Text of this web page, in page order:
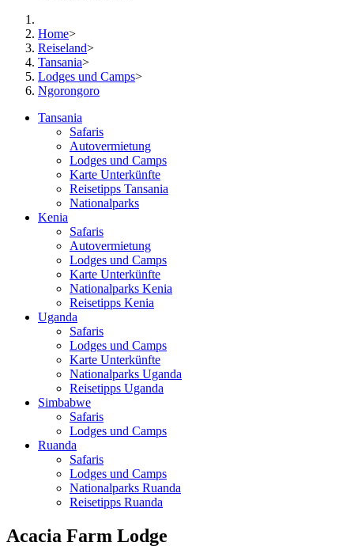
Home>
Reiseland>
Tansania>
Lodges und Camps>
Ngorongoro
Tansania
Safaris
Autovermietung
Lodges und Camps
Karte Unterkünfte
Reisetipps Tansania
Nationalparks
Kenia
Safaris
Autovermietung
Lodges und Camps
Karte Unterkünfte
Nationalparks Kenia
Reisetipps Kenia
Uganda
Safaris
Lodges und Camps
Karte Unterkünfte
Nationalparks Uganda
Reisetipps Uganda
Simbabwe
Safaris
Lodges und Camps
Ruanda
Safaris
Lodges und Camps
Nationalparks Ruanda
Reisetipps Ruanda
Acacia Farm Lodge